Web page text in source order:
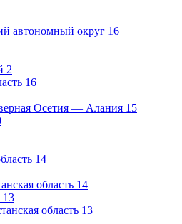
автономный округ 16
2
16
Осетия — Алания 15
14
область 14
13
область 13